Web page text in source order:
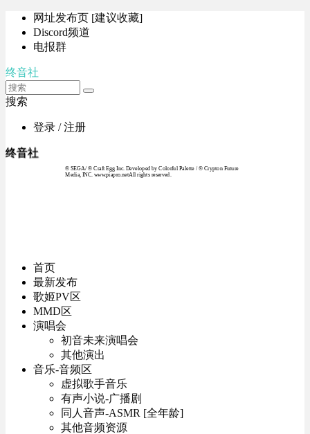
网址发布页 [建议收藏]
Discord频道
电报群
终音社
搜索
登录 / 注册
终音社
© SEGA / © Craft Egg Inc. Developed by Colorful Palette / © Crypton Future
Media, INC. www.piapro.netAll rights reserved.
首页
最新发布
歌姬PV区
MMD区
演唱会
初音未来演唱会
其他演出
音乐-音频区
虚拟歌手音乐
有声小说-广播剧
同人音声-ASMR [全年龄]
其他音频资源